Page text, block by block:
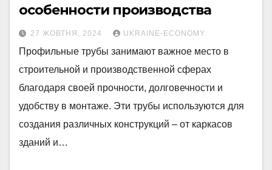
особенности производства
27 ЖОВТНЯ, 2024 UKRAINE-ECONOMY
Профильные трубы занимают важное место в
строительной и производственной сферах
благодаря своей прочности, долговечности и
удобству в монтаже. Эти трубы используются для
создания различных конструкций – от каркасов
зданий и…